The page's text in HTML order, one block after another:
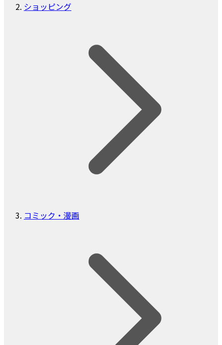
ショッピング
コミック・漫画